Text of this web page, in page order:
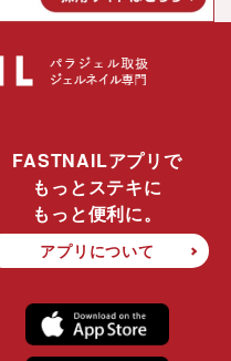
FASTNAILアプリで
もっとステキに
もっと便利に。
アプリについて